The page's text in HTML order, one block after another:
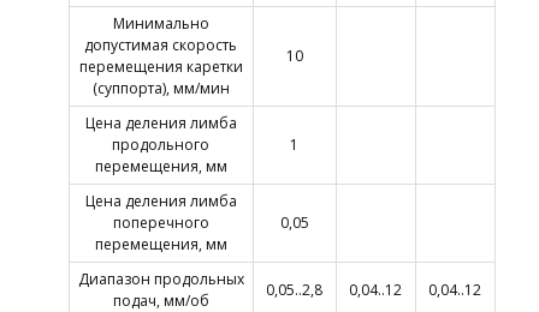
Минимально
допустимая скорость
перемещения каретки
(суппорта), мм/мин
10
Цена деления лимба
продольного
перемещения, мм
1
Цена деления лимба
поперечного
перемещения, мм
0,05
Диапазон продольных
подач, мм/об
0,05..2,8 0,04..12 0,04..12